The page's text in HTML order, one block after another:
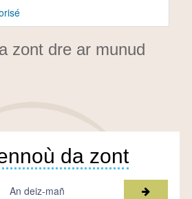
zont dre ar munud
da zont
An deiz-mañ Miz war-